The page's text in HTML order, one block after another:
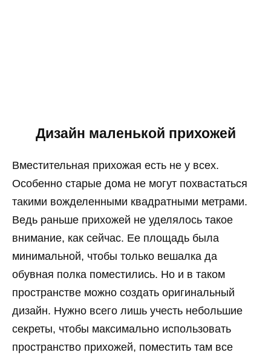
Дизайн маленькой прихожей
Вместительная прихожая есть не у всех.
Особенно старые дома не могут похвастаться
такими вожделенными квадратными метрами.
Ведь раньше прихожей не уделялось такое
внимание, как сейчас. Ее площадь была
минимальной, чтобы только вешалка да
обувная полка поместились. Но и в таком
пространстве можно создать оригинальный
дизайн. Нужно всего лишь учесть небольшие
секреты, чтобы максимально использовать
пространство прихожей, поместить там все